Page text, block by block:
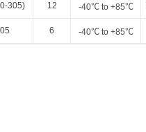
305) 12 -40℃ to +85℃
6 -40℃ to +85℃